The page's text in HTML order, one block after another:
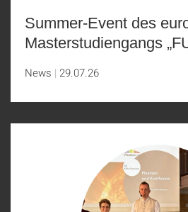
Summer-Event des
Masterstudiengangs
News 29.07.26